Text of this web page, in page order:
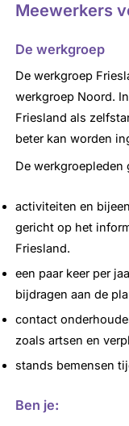
Meewerkers
De werkgroep
De werkgroep
werkgroep Noord.
Friesland als
beter kan worden
De werkgroepleden
activiteiten en
gericht op het
Friesland.
een paar keer per
bijdragen aan de
contact
zoals artsen en
stands bemensen
Ben je: